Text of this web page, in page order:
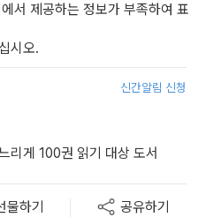
서 제공하는 정보가 부족하여 표
시오.
신간알림 신청
리게 100권 읽기 대상 도서
물하기 공유하기